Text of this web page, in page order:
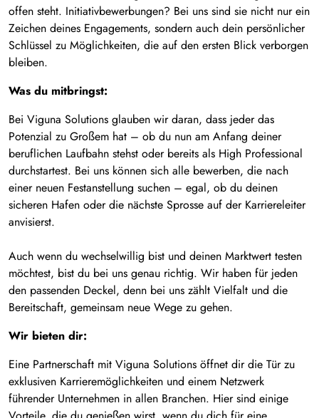
offen steht. Initiativbewerbungen? Bei uns sind sie nicht nur ein
Zeichen deines Engagements, sondern auch dein persönlicher
Schlüssel zu Möglichkeiten, die auf den ersten Blick verborgen
bleiben.
Was du mitbringst:
Bei Viguna Solutions glauben wir daran, dass jeder das
Potenzial zu Großem hat – ob du nun am Anfang deiner
beruflichen Laufbahn stehst oder bereits als High Professional
durchstartest. Bei uns können sich alle bewerben, die nach
einer neuen Festanstellung suchen – egal, ob du deinen
sicheren Hafen oder die nächste Sprosse auf der Karriereleiter
anvisierst.
Auch wenn du wechselwillig bist und deinen Marktwert testen
möchtest, bist du bei uns genau richtig. Wir haben für jeden
den passenden Deckel, denn bei uns zählt Vielfalt und die
Bereitschaft, gemeinsam neue Wege zu gehen.
Wir bieten dir:
Eine Partnerschaft mit Viguna Solutions öffnet dir die Tür zu
exklusiven Karrieremöglichkeiten und einem Netzwerk
führender Unternehmen in allen Branchen. Hier sind einige